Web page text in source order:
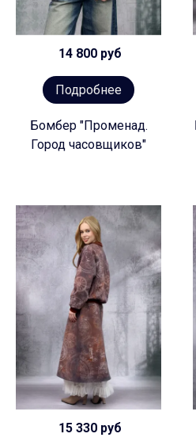
14 800 руб
Подробнее
Бомбер "Променад.
Город часовщиков"
15 330 руб